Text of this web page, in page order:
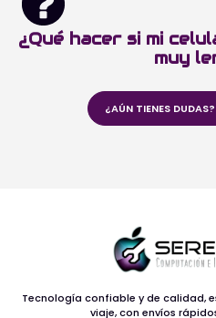
¿Qué hacer si mi
muy
¿AÚN TIENES
Tecnología confiable y de calidad,
viaje, con envíos